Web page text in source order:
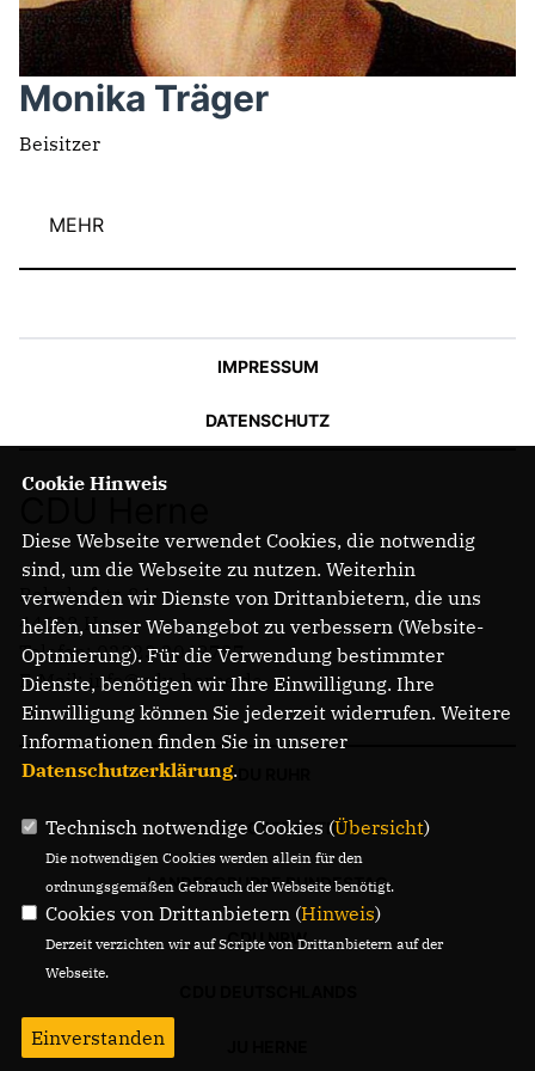
Monika Träger
Beisitzer
MEHR
IMPRESSUM
DATENSCHUTZ
Bahnhofstr. 84
44623 Herne
Telefon: 02323 2043737
E-Mail: info@cdu-herne.de
CDU RUHR
LANDTAGSFRAKTION
LANDESGRUPPE BUNDESTAG
CDU NRW
Cookie Hinweis
Diese Webseite verwendet Cookies, die notwendig
sind, um die Webseite zu nutzen. Weiterhin
verwenden wir Dienste von Drittanbietern, die uns
helfen, unser Webangebot zu verbessern (Website-
Optmierung). Für die Verwendung bestimmter
Dienste, benötigen wir Ihre Einwilligung. Ihre
Einwilligung können Sie jederzeit widerrufen. Weitere
Informationen finden Sie in unserer
Datenschutzerklärung.
Technisch notwendige Cookies (Übersicht)
Die notwendigen Cookies werden allein für den
ordnungsgemäßen Gebrauch der Webseite benötigt.
Cookies von Drittanbietern (Hinweis)
Derzeit verzichten wir auf Scripte von Drittanbietern auf der
Webseite.
Einverstanden